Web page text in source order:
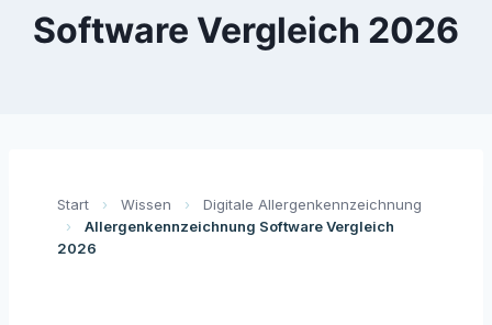
Software Vergleich 2026
Start › Wissen ›
Digitale Allergenkennzeichnung
›
Allergenkennzeichnung Software Vergleich
2026